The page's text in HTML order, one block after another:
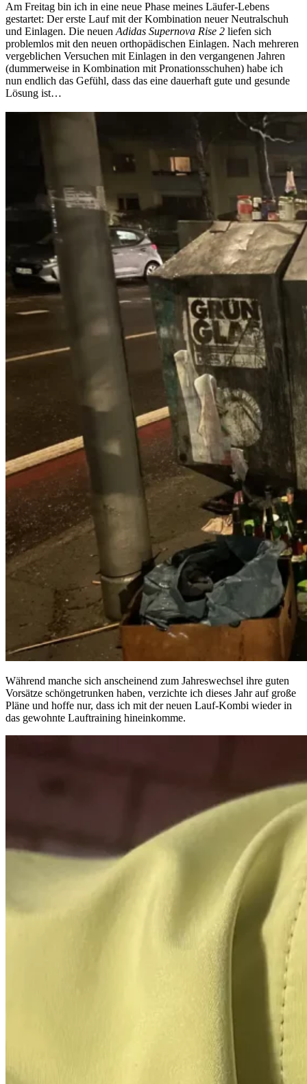
Am Freitag bin ich in eine neue Phase meines Läufer-Lebens
gestartet: Der erste Lauf mit der Kombination neuer Neutralschuh
und Einlagen. Die neuen Adidas Supernova Rise 2 liefen sich
problemlos mit den neuen orthopädischen Einlagen. Nach mehreren
vergeblichen Versuchen mit Einlagen in den vergangenen Jahren
(dummerweise in Kombination mit Pronationsschuhen) habe ich
nun endlich das Gefühl, dass das eine dauerhaft gute und gesunde
Lösung ist…
Während manche sich anscheinend zum Jahreswechsel ihre guten
Vorsätze schöngetrunken haben, verzichte ich dieses Jahr auf große
Pläne und hoffe nur, dass ich mit der neuen Lauf-Kombi wieder in
das gewohnte Lauftraining hineinkomme.